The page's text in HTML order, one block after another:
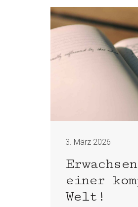
3. März 2026
einer
Welt!